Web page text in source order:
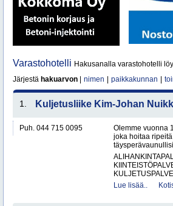
Varastohotelli Hakusanalla varastohotelli
Järjestä hakuarvon nimen paikkakunnan
1. Kuljetusliike Kim-Johan
Puh. 044 715 0095
Olemme vuonna
joka hoitaa
Lue lisää..